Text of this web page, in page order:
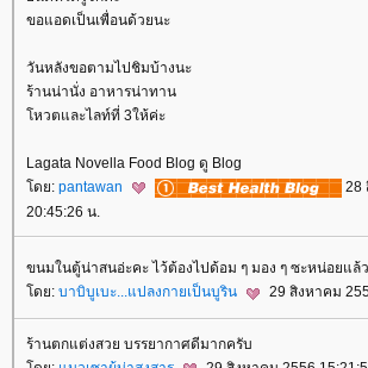
ขอแอดเป็นเพื่อนด้วยนะ
วันหลังขอตามไปชิมบ้างนะ
ร้านน่านั่ง อาหารน่าทาน
หวตและไลท์ที่ 3ให้ค่ะ
Lagata Novella Food Blog ดู Blog
ดย: pantawan
28
20:45:26 น.
ขนมในตู้น่าสนอ่ะคะ ไว้ต้องไปด้อม ๆ มอง ๆ ซะหน่อยแล้
ดย: บาบิบูเบะ...แปลงกายเป็นบูริน 29 สิงหาคม
ร้านตกแต่งสวย บรรยากาศดีมากครับ